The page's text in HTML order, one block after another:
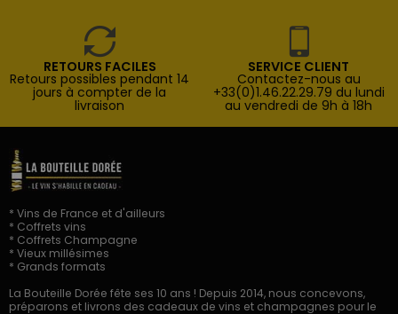
RETOURS FACILES
Retours possibles pendant 14
jours à compter de la
livraison
SERVICE CLIENT
Contactez-nous au
+33(0)1.46.22.29.79 du lundi
au vendredi de 9h à 18h
* Vins de France et d'ailleurs
* Coffrets vins
* Coffrets Champagne
* Vieux millésimes
* Grands formats
La Bouteille Dorée fête ses 10 ans ! Depuis 2014, nous concevons,
préparons et livrons des cadeaux de vins et champagnes pour le